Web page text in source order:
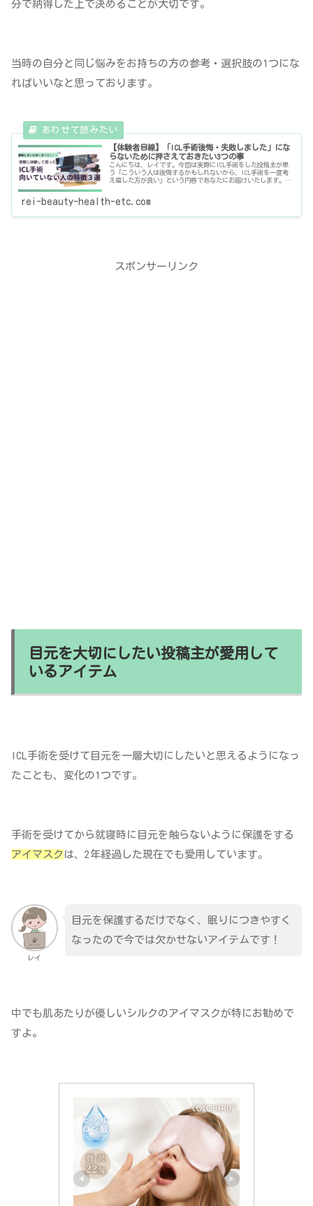
分で納得した上で決めることが大切です。
当時の自分と同じ悩みをお持ちの方の参考・選択肢の1つにな
ればいいなと思っております。
【体験者目線】「ICL手術後悔・失敗しました」にな
らないために押さえておきたい3つの事
こんにちは、レイです。今回は実際にICL手術をした投稿主が思
う「こういう人は後悔するかもしれないから、ICL手術を一度考
え直した方が良い」という内容であなたにお届けいたします。本
rei-beauty-health-etc.com
スポンサーリンク
目元を大切にしたい投稿主が愛用して
いるアイテム
ICL手術を受けて目元を一層大切にしたいと思えるようになっ
たことも、変化の1つです。
手術を受けてから就寝時に目元を触らないように保護をする
アイマスク は、2年経過した現在でも愛用しています。
レイ
目元を保護するだけでなく、眠りにつきやすく
なったので今では欠かせないアイテムです！
中でも肌あたりが優しいシルクのアイマスクが特にお勧めで
すよ。